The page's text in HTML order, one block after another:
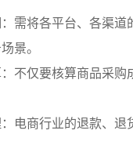
需将各平台、各渠
景。
不仅要核算商品采
电商行业的退款、